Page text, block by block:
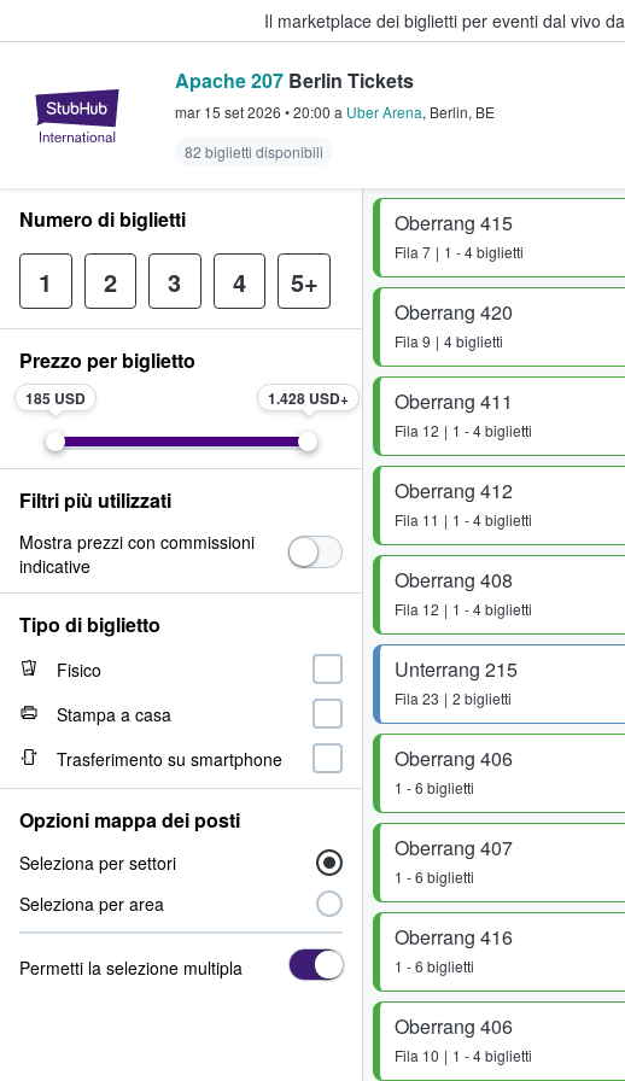
Il marketplace dei biglietti per eventi dal vivo
StubHub - Dove i fan comprano e
Apache 207 Berlin Tickets
mar 15 set 2026 •20:00 a Uber Arena, Berlin, BE
82 biglietti disponibili
Oberrang 415
Fila 7 1 - 4 biglietti
Oberrang 420
Fila 9 4 biglietti
Oberrang 411
Fila 12 1 - 4 biglietti
Oberrang 412
Fila 11 1 - 4 biglietti
Oberrang 408
Fila 12 1 - 4 biglietti
Unterrang 215
Fila 23 2 biglietti
Oberrang 406
1 - 6 biglietti
Oberrang 407
1 - 6 biglietti
Oberrang 416
1 - 6 biglietti
Oberrang 406
Fila 10 1 - 4 biglietti
Numero di biglietti
1 2 3 4 5+
Prezzo per biglietto
185 USD 1.428 USD
Filtri più utilizzati
Mostra prezzi con commissioni
indicative
Tipo di biglietto
Fisico
Stampa a casa
Trasferimento su smartphone
Opzioni mappa dei posti
Seleziona per settori
Seleziona per area
Permetti la selezione multipla